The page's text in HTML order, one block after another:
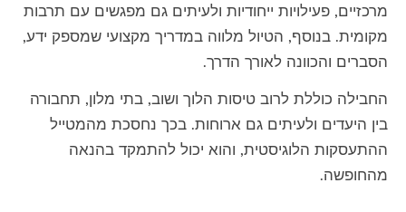
מרכזיים, פעילויות ייחודיות ולעיתים גם מפגשים עם תרבות
מקומית. בנוסף, הטיול מלווה במדריך מקצועי שמספק ידע,
הסברים והכוונה לאורך הדרך.
החבילה כוללת לרוב טיסות הלוך ושוב, בתי מלון, תחבורה
בין היעדים ולעיתים גם ארוחות. בכך נחסכת מהמטייל
ההתעסקות הלוגיסטית, והוא יכול להתמקד בהנאה
מהחופשה.